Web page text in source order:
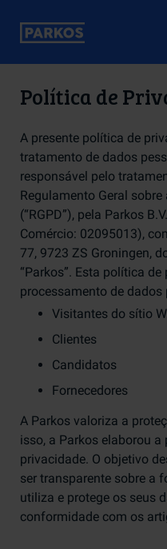
Política de
A presente política de
tratamento de dados
responsável pelo
Regulamento Geral
(“RGPD”), pela Parkos
Comércio: 02095013),
77, 9723 ZS Groningen,
“Parkos”. Esta política
processamento de dados
Visitantes do sítio
Clientes
Candidatos
Fornecedores
A Parkos valoriza a
isso, a Parkos elaborou
privacidade. O objetivo
ser transparente sobre a
utiliza e protege os seus
conformidade com os